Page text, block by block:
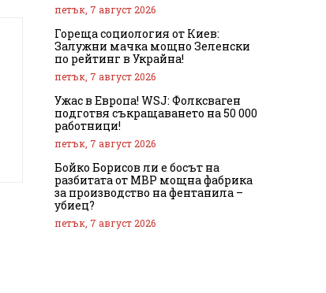
петък, 7 август 2026
Гореща социология от Киев:
Залужни мачка мощно Зеленски
по рейтинг в Украйна!
петък, 7 август 2026
Ужас в Европа! WSJ: Фолксваген
подготвя съкращаването на 50 000
работници!
петък, 7 август 2026
Бойко Борисов ли е босът на
разбитата от МВР мощна фабрика
за производство на фентанила –
убиец?
петък, 7 август 2026